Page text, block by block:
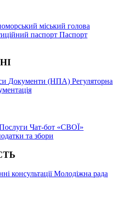
міський голова
паспорт Паспорт
Документи (НПА) Регуляторна
Чат-бот «СВОЇ»
та збори
консультаціїМолодіжна рада